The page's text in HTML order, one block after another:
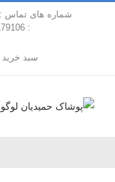
: 88179106-021
سبد خرید